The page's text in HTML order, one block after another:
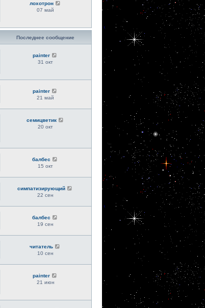
лохотрон
07 май
Последнее сообщение
painter
31 окт
painter
21 май
семицветик
20 окт
балбес
15 окт
симпатизирующий
22 сен
балбес
19 сен
читатель
10 сен
painter
21 июн